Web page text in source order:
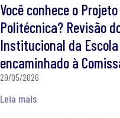
Você conhece o
Politécnica? Revisão
Institucional da
encaminhado à
29/05/2026
Leia mais